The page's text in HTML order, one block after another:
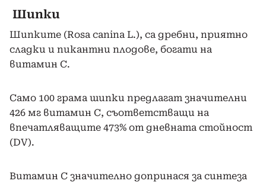
Шипки
Шипките (Rosa canina L.), са дребни, приятно
сладки и пикантни плодове, богати на
витамин С.
Само 100 грама шипки предлагат значителни
426 мг витамин С, съответстващи на
впечатляващите 473% от дневната стойност
(DV).
Витамин С значително допринася за синтеза